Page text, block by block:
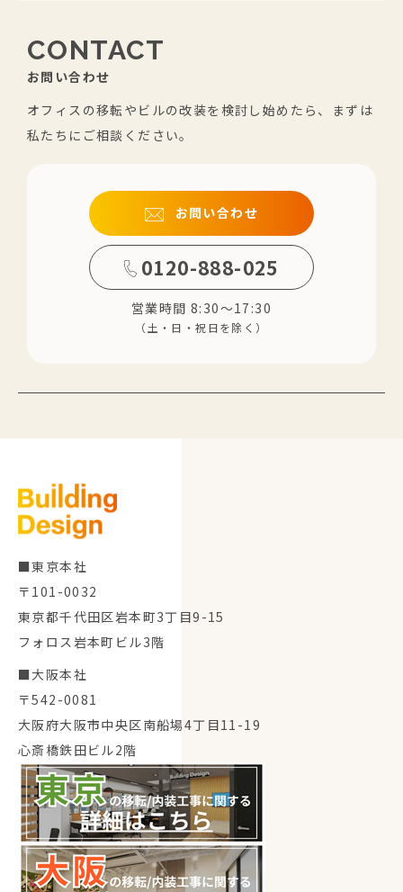
CONTACT
お問い合わせ
オフィスの移転やビルの改装を検討し始めたら、まずは
私たちにご相談ください。
お問い合わせ
0120-888-025
営業時間 8:30～17:30
（土・日・祝日を除く）
■東京本社
〒101-0032
東京都千代田区岩本町3丁目9-15
フォロス岩本町ビル3階
■大阪本社
〒542-0081
大阪府大阪市中央区南船場4丁目11-19
心斎橋鉄田ビル2階